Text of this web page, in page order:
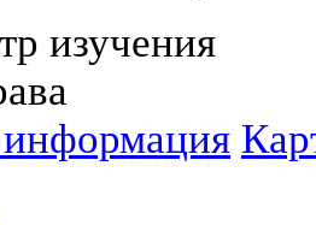
изучения
информация